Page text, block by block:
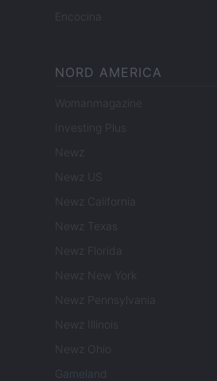
Encocina
NORD AMERICA
Womanmagazine
Investing Plus
Newz
Newz US
Newz California
Newz Texas
Newz Florida
Newz New York
Newz Pennsylvania
Newz Illinois
Newz Ohio
Gameland